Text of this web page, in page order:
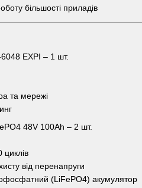
більшості приладів
EXPI – 1 шт.
та мережі
48V 100Ah – 2 шт.
від перенапруги
(LiFePO4) акумулятор